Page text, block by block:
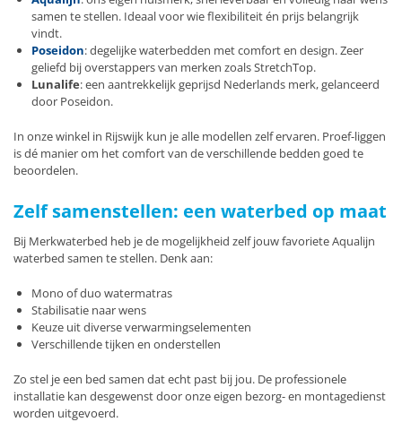
samen te stellen. Ideaal voor wie flexibiliteit én prijs belangrijk
vindt.
Poseidon: degelijke waterbedden met comfort en design. Zeer
geliefd bij overstappers van merken zoals StretchTop.
Lunalife: een aantrekkelijk geprijsd Nederlands merk, gelanceerd
door Poseidon.
In onze winkel in Rijswijk kun je alle modellen zelf ervaren. Proef-liggen
is dé manier om het comfort van de verschillende bedden goed te
beoordelen.
Zelf samenstellen: een waterbed op maat
Bij Merkwaterbed heb je de mogelijkheid zelf jouw favoriete Aqualijn
waterbed samen te stellen. Denk aan:
Mono of duo watermatras
Stabilisatie naar wens
Keuze uit diverse verwarmingselementen
Verschillende tijken en onderstellen
Zo stel je een bed samen dat echt past bij jou. De professionele
installatie kan desgewenst door onze eigen bezorg- en montagedienst
worden uitgevoerd.